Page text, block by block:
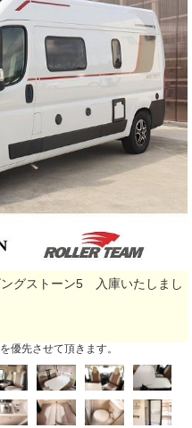
グストーン5 入庫いたしまし
優先させて頂きます。